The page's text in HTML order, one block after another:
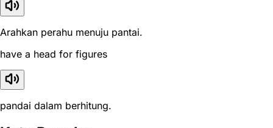
Arahkan perahu menuju pantai.
have a head for figures
pandai dalam berhitung.